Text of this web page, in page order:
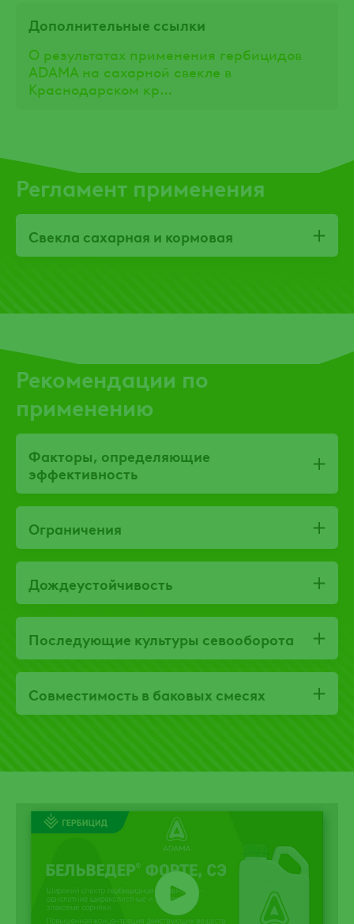
Дополнительные ссылки
О результатах применения гербицидов
ADAMA на сахарной свекле в
Краснодарском кр…
Регламент применения
Свекла сахарная и кормовая
Рекомендации по
применению
Факторы, определяющие
эффективность
Ограничения
Дождеустойчивость
Последующие культуры севооборота
Совместимость в баковых смесях